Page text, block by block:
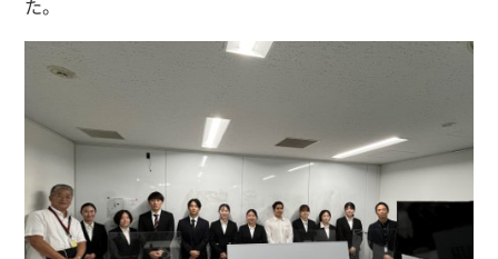
た。